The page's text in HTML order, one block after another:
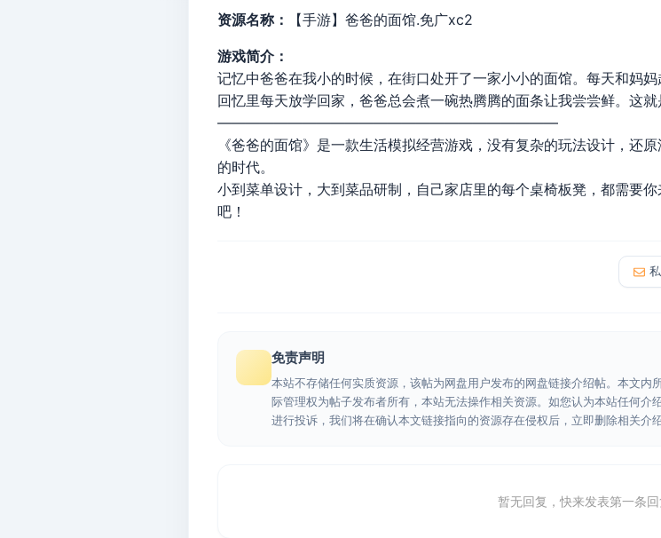
资源名称： 【手游】爸爸的面馆.免广xc2
游戏简介：
记忆中爸爸在我小的时候，在街口处开了一家小小的面馆。每天和妈妈
回忆里每天放学回家，爸爸总会煮一碗热腾腾的面条让我尝尝鲜。这就
————————————————————————
《爸爸的面馆》是一款生活模拟经营游戏，没有复杂的玩法设计，还
的时代。
小到菜单设计，大到菜品研制，自己家店里的每个桌椅板凳，都需要
吧！
免责声明
本站不存储任何实质资源，该帖为网盘用户发布的网盘链接介绍帖。本文
际管理权为帖子发布者所有，本站无法操作相关资源。如您认为本站任何介
进行投诉，我们将在确认本文链接指向的资源存在侵权后，立即删除相关介
暂无回复，快来发表第一条回